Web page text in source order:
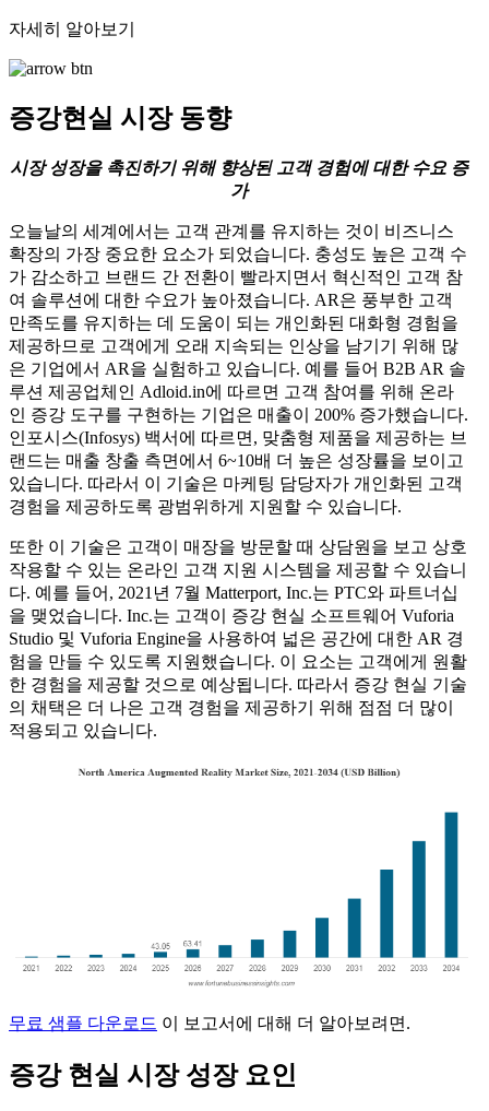
자세히 알아보기
증강현실 시장 동향
시장 성장을 촉진하기 위해 향상된 고객 경험에 대한 수요 증
가
오늘날의 세계에서는 고객 관계를 유지하는 것이 비즈니스
확장의 가장 중요한 요소가 되었습니다. 충성도 높은 고객 수
가 감소하고 브랜드 간 전환이 빨라지면서 혁신적인 고객 참
여 솔루션에 대한 수요가 높아졌습니다. AR은 풍부한 고객
만족도를 유지하는 데 도움이 되는 개인화된 대화형 경험을
제공하므로 고객에게 오래 지속되는 인상을 남기기 위해 많
은 기업에서 AR을 실험하고 있습니다. 예를 들어 B2B AR 솔
루션 제공업체인 Adloid.in에 따르면 고객 참여를 위해 온라
인 증강 도구를 구현하는 기업은 매출이 200% 증가했습니다.
인포시스(Infosys) 백서에 따르면, 맞춤형 제품을 제공하는 브
랜드는 매출 창출 측면에서 6~10배 더 높은 성장률을 보이고
있습니다. 따라서 이 기술은 마케팅 담당자가 개인화된 고객
경험을 제공하도록 광범위하게 지원할 수 있습니다.
또한 이 기술은 고객이 매장을 방문할 때 상담원을 보고 상호
작용할 수 있는 온라인 고객 지원 시스템을 제공할 수 있습니
다. 예를 들어, 2021년 7월 Matterport, Inc.는 PTC와 파트너십
을 맺었습니다. Inc.는 고객이 증강 현실 소프트웨어 Vuforia
Studio 및 Vuforia Engine을 사용하여 넓은 공간에 대한 AR 경
험을 만들 수 있도록 지원했습니다. 이 요소는 고객에게 원활
한 경험을 제공할 것으로 예상됩니다. 따라서 증강 현실 기술
의 채택은 더 나은 고객 경험을 제공하기 위해 점점 더 많이
적용되고 있습니다.
무료 샘플 다운로드 이 보고서에 대해 더 알아보려면.
증강 현실 시장 성장 요인